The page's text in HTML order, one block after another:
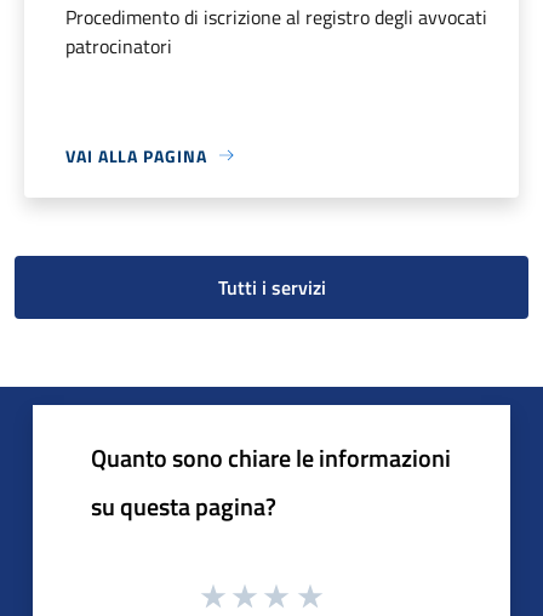
Procedimento di iscrizione al registro degli avvocati
patrocinatori
VAI ALLA PAGINA
Tutti i servizi
Quanto sono chiare le informazioni
su questa pagina?